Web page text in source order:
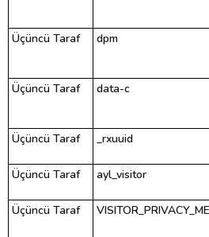
Üçüncü Taraf
dpm
Üçüncü Taraf
data-c
Üçüncü Taraf
_rxuuid
Üçüncü Taraf
ayl_visitor
Üçüncü Taraf